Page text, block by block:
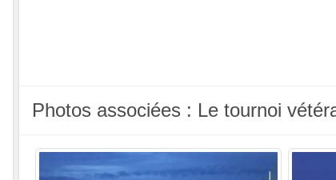
Photos associées : Le tournoi